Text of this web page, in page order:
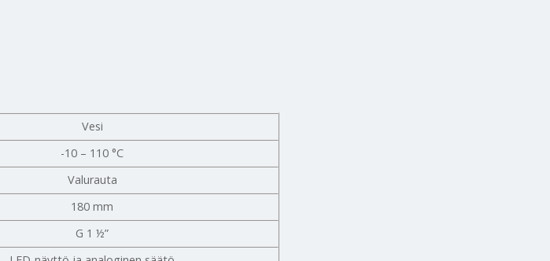
Vesi
-10 – 110 °C
Valurauta
180 mm
G 1 ½”